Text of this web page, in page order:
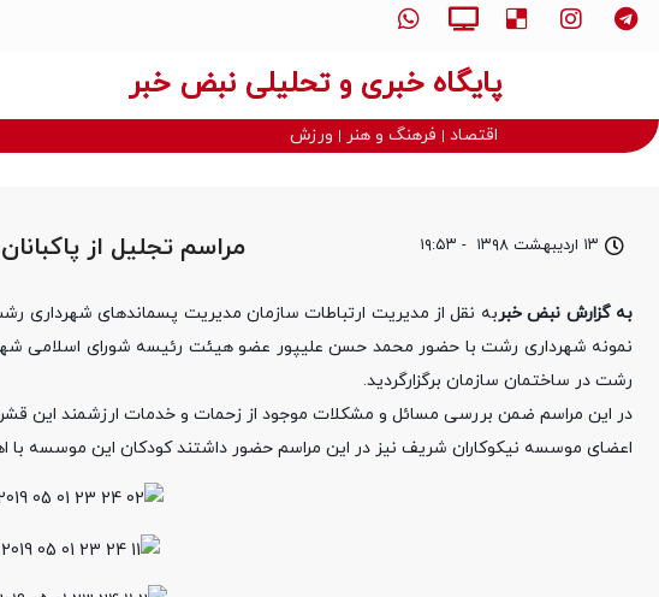
پایگاه خبری و تحلیلی نبض خبر
اقتصاد فرهنگ و هنر ورزش
۱۳ اردیبهشت ۱۳۹۸ - ۱۹:۵۳ مراسم تجلیل از
به گزارش نبض خبر
نمونه شهرداری رشت با حضور محمد حسن علیپور عضو هیئت رئیسه شورای اسلامی
رشت در ساختمان سازمان برگزارگردید.
در این مراسم ضمن بررسی مسائل و مشکلات موجود از زحمات و خدمات ارزشمند این
اعضای موسسه نیکوکاران شریف نیز در این مراسم حضور داشتند کودکان این موسسه با